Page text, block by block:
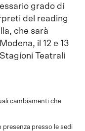
grado di
del reading
che sarà
il 12 e 13
Teatrali
cambiamenti che
presenza presso le sedi